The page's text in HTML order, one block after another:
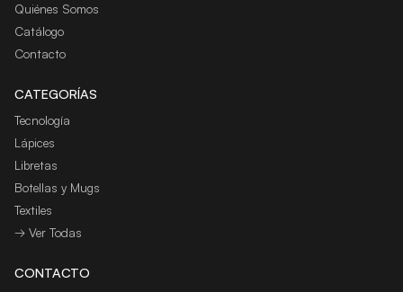
Quiénes Somos
Catálogo
Contacto
CATEGORÍAS
Tecnología
Lápices
Libretas
Botellas y Mugs
Textiles
→ Ver Todas
CONTACTO